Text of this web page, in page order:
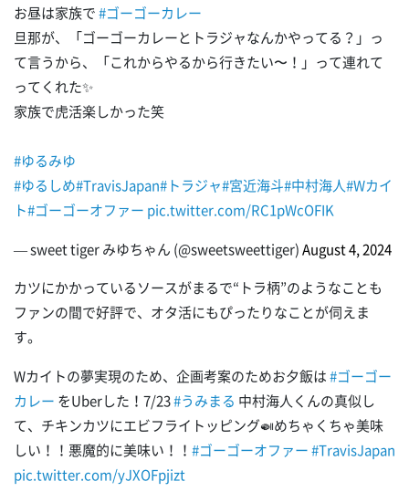
お昼は家族で#ゴーゴーカレー
旦那が、「ゴーゴーカレーとトラジャなんかやってる？」っ
て言うから、「これからやるから行きたい〜！」って連れて
ってくれた✨️
家族で虎活楽しかった笑
#ゆるみゆ
#ゆるしめ#TravisJapan#トラジャ#宮近海斗#中村海人#Wカイ
ト#ゴーゴーオファー pic.twitter.com/RC1pWcOFIK
— sweet tiger みゆちゃん (@sweetsweettiger)August 4, 2024
カツにかかっているソースがまるで“トラ柄”のようなことも
ファンの間で好評で、オタ活にもぴったりなことが伺えま
す。
Wカイトの夢実現のため、企画考案のためお夕飯は#ゴーゴー
カレー をUberした！7/23#うみまる 中村海人くんの真似し
て、チキンカツにエビフライトッピング🍛めちゃくちゃ美味
しい！！悪魔的に美味い！！ #ゴーゴーオファー#TravisJapan
pic.twitter.com/yJXOFpjizt